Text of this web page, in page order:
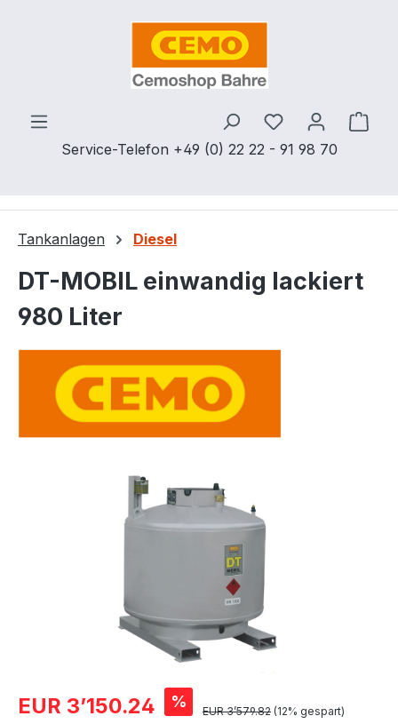
Zum Hauptinhalt springen
Service-Telefon +49 (0) 22 22 - 91 98 70
Du hast 0
Tankanlagen Diesel
DT-MOBIL einwandig lackiert
980 Liter
Bildergalerie überspringen
Verkaufspreis:
EUR 3’150.24 % Regulärer Preis:
EUR 3’579.82 (12% gespart)